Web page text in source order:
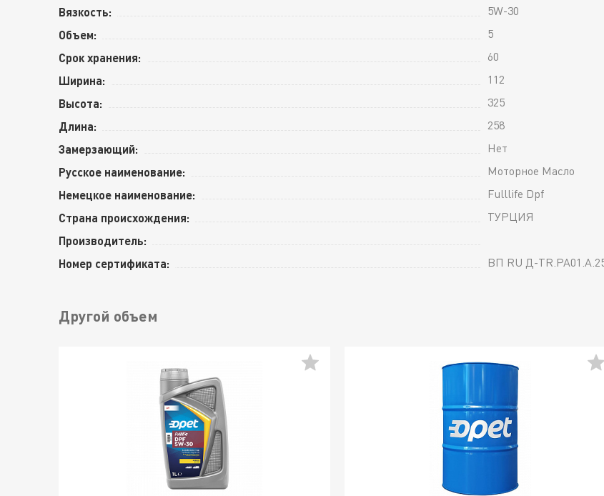
Вязкость: 5W-30
Объем: 5
Срок хранения: 60
Ширина: 112
Высота: 325
Длина: 258
Замерзающий: Нет
Русское наименование: Моторное Масло
Немецкое наименование: Fulllife Dpf
Страна происхождения: ТУРЦИЯ
Производитель:
Номер сертификата:
ВП RU Д-
Другой объем